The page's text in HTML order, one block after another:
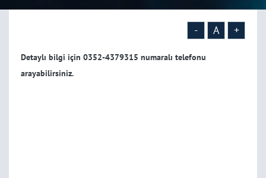
- A +
Detaylı bilgi için 0352-4379315 numaralı telefonu
arayabilirsiniz.